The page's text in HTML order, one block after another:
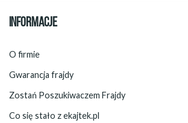
INFORMACJE
O firmie
Gwarancja frajdy
Zostań Poszukiwaczem Frajdy
Co się stało z ekajtek.pl